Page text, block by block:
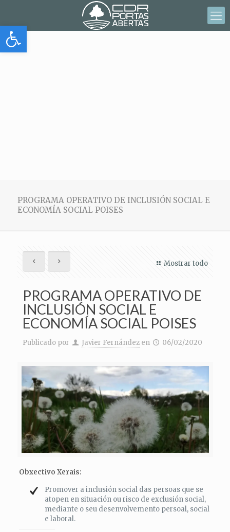
Abrir barra de herramientas
PROGRAMA OPERATIVO DE INCLUSIÓN SOCIAL E
ECONOMÍA SOCIAL POISES
Mostrar todo
PROGRAMA OPERATIVO DE
INCLUSIÓN SOCIAL E
ECONOMÍA SOCIAL POISES
Publicado por Javier Fernández en 06/02/2020
Obxectivo Xerais:
Promover a inclusión social das persoas que se
atopen en situación ou risco de exclusión social,
mediante o seu desenvolvemento persoal, social
e laboral.